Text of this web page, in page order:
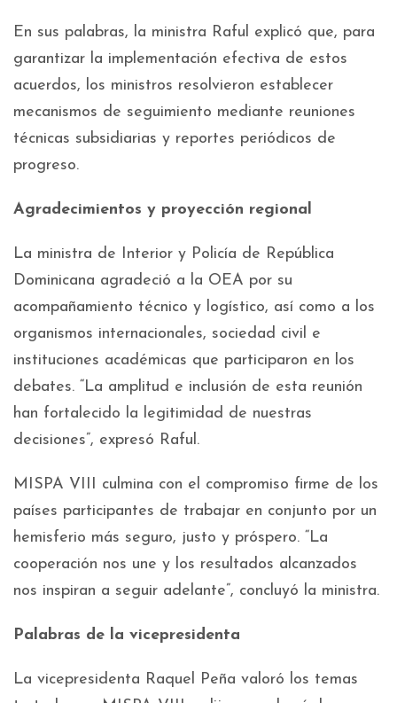
En sus palabras, la ministra Raful explicó que, para
garantizar la implementación efectiva de estos
acuerdos, los ministros resolvieron establecer
mecanismos de seguimiento mediante reuniones
técnicas subsidiarias y reportes periódicos de
progreso.
Agradecimientos y proyección regional
La ministra de Interior y Policía de República
Dominicana agradeció a la OEA por su
acompañamiento técnico y logístico, así como a los
organismos internacionales, sociedad civil e
instituciones académicas que participaron en los
debates. “La amplitud e inclusión de esta reunión
han fortalecido la legitimidad de nuestras
decisiones”, expresó Raful.
MISPA VIII culmina con el compromiso firme de los
países participantes de trabajar en conjunto por un
hemisferio más seguro, justo y próspero. “La
cooperación nos une y los resultados alcanzados
nos inspiran a seguir adelante”, concluyó la ministra.
Palabras de la vicepresidenta
La vicepresidenta Raquel Peña valoró los temas